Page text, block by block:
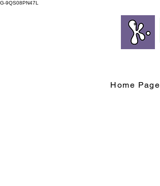
G-9QS08PN47L
Home Page